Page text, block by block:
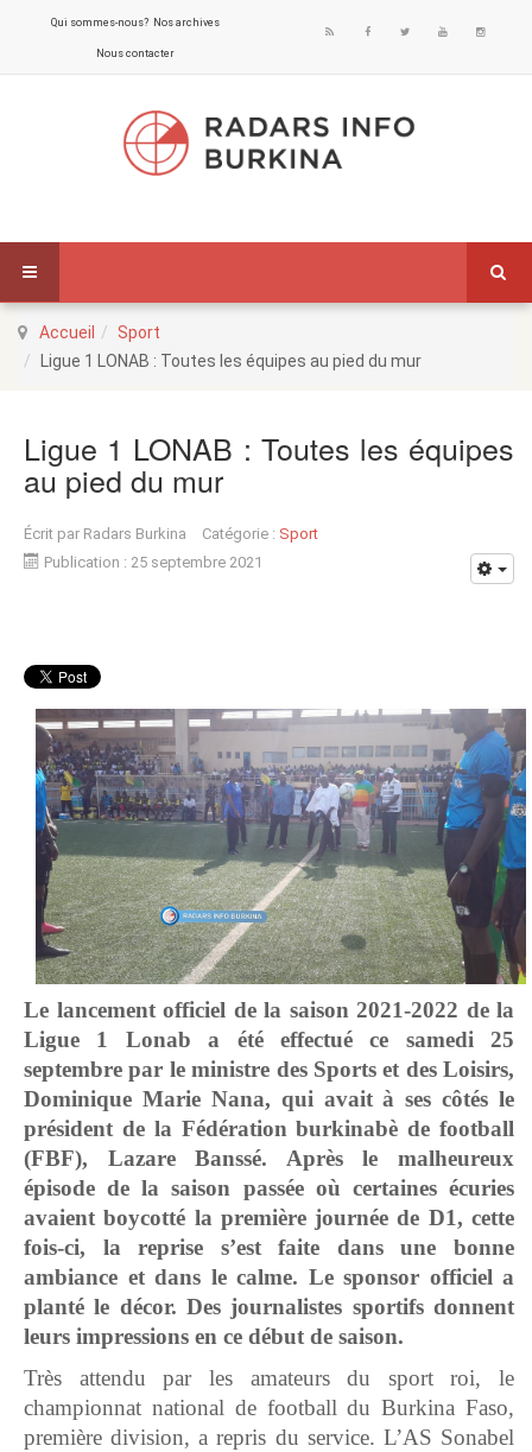
Qui sommes-nous? Nos archives
Nous contacter
Accueil
Sport
Ligue 1 LONAB : Toutes les équipes au pied du mur
Ligue 1 LONAB : Toutes les équipes
au pied du mur
Écrit par Radars Burkina Catégorie : Sport
Publication : 25 septembre 2021
Le lancement officiel de la saison 2021-2022 de la
Ligue 1 Lonab a été effectué ce samedi 25
septembre par le ministre des Sports et des Loisirs,
Dominique Marie Nana, qui avait à ses côtés le
président de la Fédération burkinabè de football
(FBF), Lazare Banssé. Après le malheureux
épisode de la saison passée où certaines écuries
avaient boycotté la première journée de D1, cette
fois-ci, la reprise s’est faite dans une bonne
ambiance et dans le calme. Le sponsor officiel a
planté le décor. Des journalistes sportifs donnent
leurs impressions en ce début de saison.
Très attendu par les amateurs du sport roi, le
championnat national de football du Burkina Faso,
première division, a repris du service. L’AS Sonabel